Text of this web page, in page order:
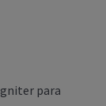
para